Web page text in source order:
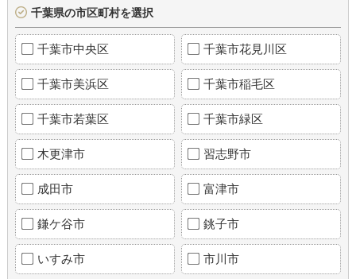
千葉県の市区町村を選択
千葉市中央区 千葉市花見川区
千葉市美浜区 千葉市稲毛区
千葉市若葉区 千葉市緑区
木更津市 習志野市
成田市 富津市
鎌ケ谷市 銚子市
いすみ市 市川市